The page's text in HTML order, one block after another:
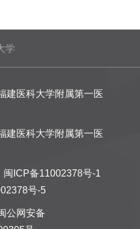
学
建医科大学附属第一医
建医科大学附属第一医
闽ICP备11002378号-1
号-5
公网安备